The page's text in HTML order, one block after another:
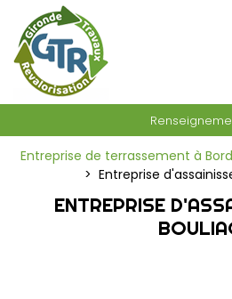
Entreprise de terrassement à
Entreprise
ENTREPRISE
Panneau de gestion des cookies